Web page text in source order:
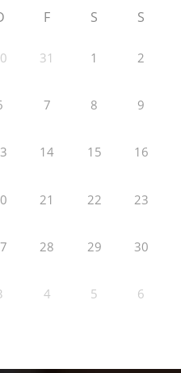
F S S
31 1 2
7 8 9
14 15 16
21 22 23
28 29 30
4 5 6